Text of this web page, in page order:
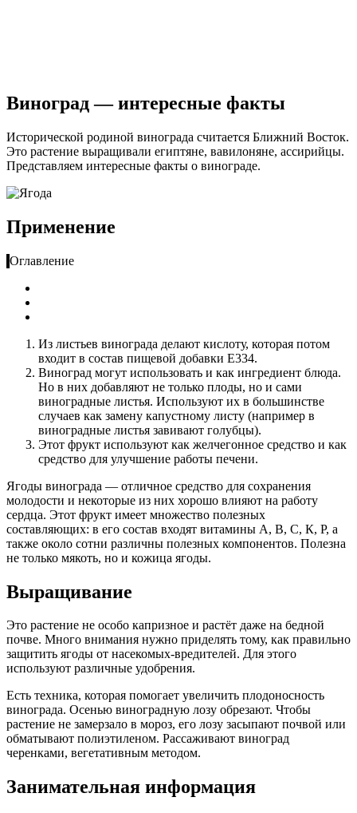
Виноград — интересные факты
Исторической родиной винограда считается Ближний Восток.
Это растение выращивали египтяне, вавилоняне, ассирийцы.
Представляем интересные факты о винограде.
Применение
Оглавление
Из листьев винограда делают кислоту, которая потом
входит в состав пищевой добавки Е334.
Виноград могут использовать и как ингредиент блюда.
Но в них добавляют не только плоды, но и сами
виноградные листья. Используют их в большинстве
случаев как замену капустному листу (например в
виноградные листья завивают голубцы).
Этот фрукт используют как желчегонное средство и как
средство для улучшение работы печени.
Ягоды винограда — отличное средство для сохранения
молодости и некоторые из них хорошо влияют на работу
сердца. Этот фрукт имеет множество полезных
составляющих: в его состав входят витамины А, В, С, К, Р, а
также около сотни различны полезных компонентов. Полезна
не только мякоть, но и кожица ягоды.
Выращивание
Это растение не особо капризное и растёт даже на бедной
почве. Много внимания нужно приделять тому, как правильно
защитить ягоды от насекомых-вредителей. Для этого
используют различные удобрения.
Есть техника, которая помогает увеличить плодоносность
винограда. Осенью виноградную лозу обрезают. Чтобы
растение не замерзало в мороз, его лозу засыпают почвой или
обматывают полиэтиленом. Рассаживают виноград
черенками, вегетативным методом.
Занимательная информация